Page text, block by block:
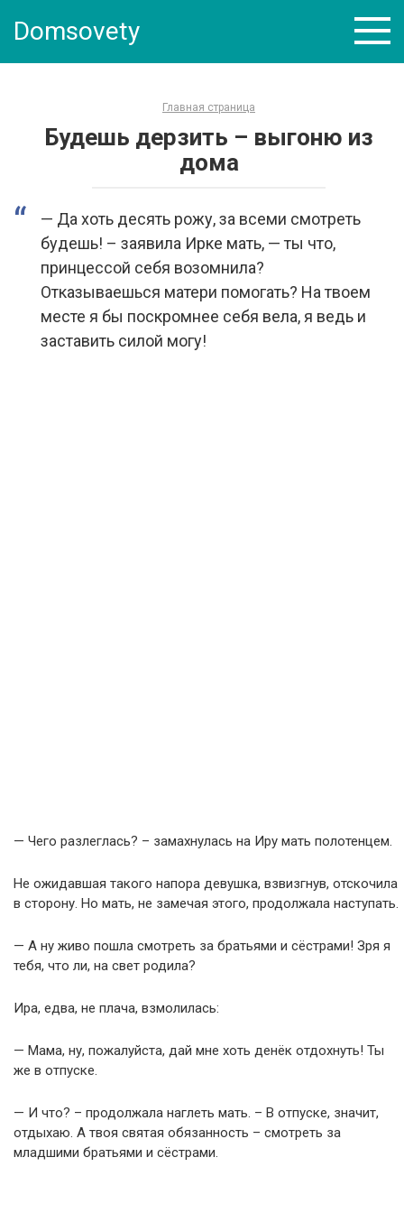
Domsovety
Главная страница
Будешь дерзить – выгоню из
дома
— Да хоть десять рожу, за всеми смотреть
будешь! – заявила Ирке мать, — ты что,
принцессой себя возомнила?
Отказываешься матери помогать? На твоем
месте я бы поскромнее себя вела, я ведь и
заставить силой могу!
— Чего разлеглась? – замахнулась на Иру мать полотенцем.
Не ожидавшая такого напора девушка, взвизгнув, отскочила
в сторону. Но мать, не замечая этого, продолжала наступать.
— А ну живо пошла смотреть за братьями и сёстрами! Зря я
тебя, что ли, на свет родила?
Ира, едва, не плача, взмолилась:
— Мама, ну, пожалуйста, дай мне хоть денёк отдохнуть! Ты
же в отпуске.
— И что? – продолжала наглеть мать. – В отпуске, значит,
отдыхаю. А твоя святая обязанность – смотреть за
младшими братьями и сёстрами.